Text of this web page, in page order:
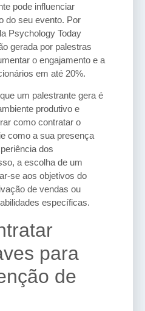
pode influenciar
do seu evento. Por
Psychology Today
gerada por palestras
o engajamento e a
em até 20%.
um palestrante gera é
produtivo e
como contratar o
como a sua presença
dos
a escolha de um
se aos objetivos do
de vendas ou
específicas.
para
de